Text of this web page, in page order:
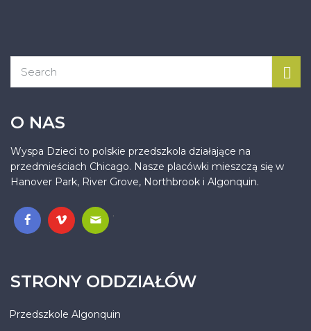
O NAS
Wyspa Dzieci to polskie przedszkola działające na
przedmieściach Chicago. Nasze placówki mieszczą się w
Hanover Park, River Grove, Northbrook i Algonquin.
.
STRONY ODDZIAŁÓW
Przedszkole Algonquin